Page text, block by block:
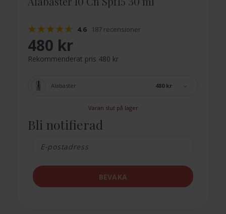
4.6 187 recensioner
480 kr
Rekommenderat pris 480 kr
480 kr
Alabaster
Varan slut på lager
Bli notifierad
BEVAKA